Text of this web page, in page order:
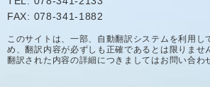
FAX: 078-341-1882
このサイトは、一部、自動翻訳システムを利用し
め、翻訳内容が必ずしも正確であるとは限りませ
翻訳された内容の詳細につきましてはお問い合わ